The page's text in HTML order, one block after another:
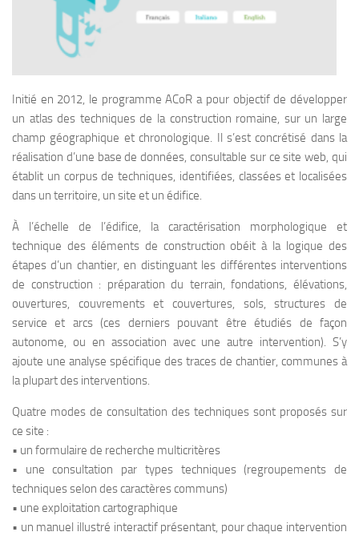
Initié en 2012, le programme ACoR a pour objectif de développer
un atlas des techniques de la construction romaine, sur un large
champ géographique et chronologique. Il s’est concrétisé dans la
réalisation d’une base de données, consultable sur ce site web, qui
établit un corpus de techniques, identifiées, classées et localisées
dans un territoire, un site et un édifice.
À l’échelle de l’édifice, la caractérisation morphologique et
technique des éléments de construction obéit à la logique des
étapes d’un chantier, en distinguant les différentes interventions
de construction : préparation du terrain, fondations, élévations,
ouvertures, couvrements et couvertures, sols, structures de
service et arcs (ces derniers pouvant être étudiés de façon
autonome, ou en association avec une autre intervention). S’y
ajoute une analyse spécifique des traces de chantier, communes à
la plupart des interventions.
Quatre modes de consultation des techniques sont proposés sur
ce site :
• un formulaire de recherche multicritères
• une consultation par types techniques (regroupements de
techniques selon des caractères communs)
• une exploitation cartographique
• un manuel illustré interactif présentant, pour chaque intervention